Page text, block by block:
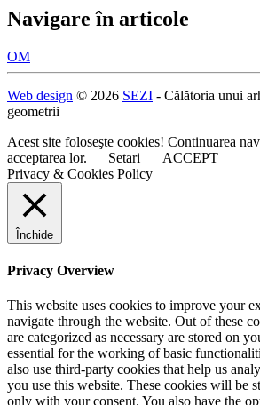
Navigare în articole
OM
Web design © 2026 SEZI - Călătoria unui
geometrii
Acest site foloseşte cookies! Continuarea
acceptarea lor.
Setari
ACCEPT
Privacy & Cookies Policy
Închide
Privacy Overview
This website uses cookies to improve your
navigate through the website. Out of these
are categorized as necessary are stored on
essential for the working of basic
also use third-party cookies that help us
you use this website. These cookies will be
only with your consent. You also have the